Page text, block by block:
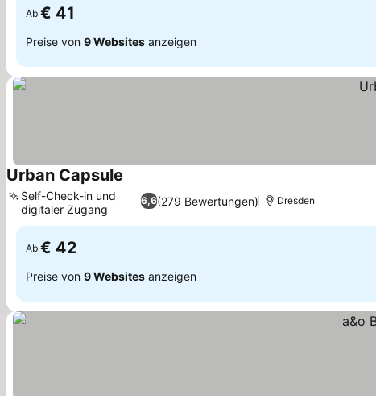
Ab € 41
Preise von 9 Websites anzeigen
Urban Capsule
6,6(279 Bewertungen)
Self-Check-in und
digitaler Zugang
Dresden
Ab € 42
Preise von 9 Websites anzeigen